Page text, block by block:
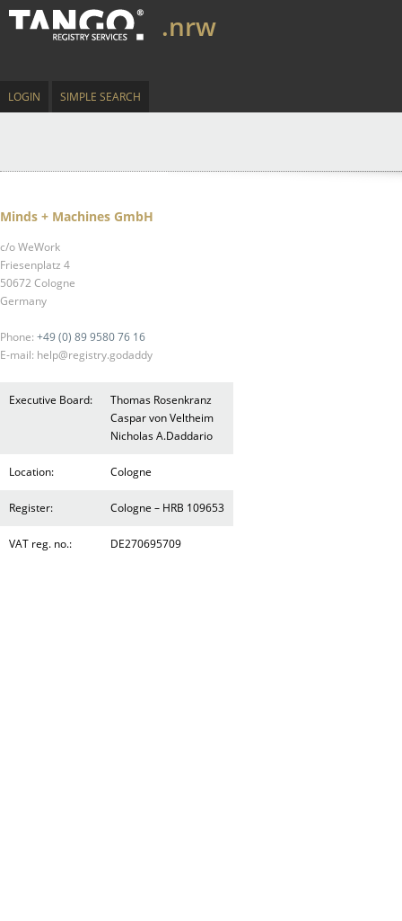
.nrw
LOGIN SIMPLE SEARCH
Minds + Machines GmbH
c/o WeWork
Friesenplatz 4
50672 Cologne
Germany
Phone: +49 (0) 89 9580 76 16
E-mail: help@registry.godaddy
Executive Board:
Thomas Rosenkranz
Caspar von Veltheim
Nicholas A.Daddario
Location: Cologne
Register: Cologne – HRB 109653
VAT reg. no.: DE270695709